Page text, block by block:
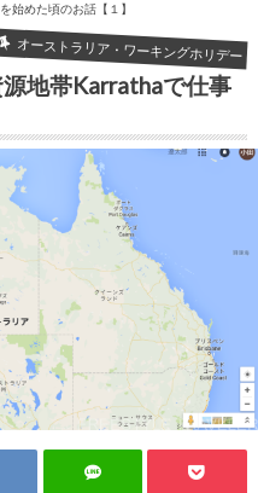
始めた頃のお話【１】
オーストラリア・ワーキングホリデー
地帯Karrathaで仕事